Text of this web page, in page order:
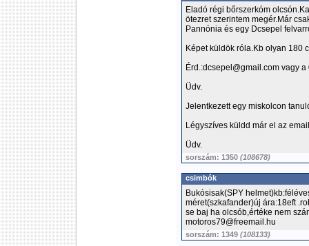
Eladó régi bőrszerkóm
ötezret szerintem megér.Már
Pannónia és egy Dcsepel
Képet küldök róla.Kb olyan 180
Érd.:dcsepel@gmail.com vagy
Üdv.
Jelentkezett egy miskolcon
Légyszíves küldd már el az
Üdv.
sorszám: 1350 (108678)
csimbók
Bukósisak(SPY
méret(szkafander)új ára:18eft
se baj ha olcsób,értéke nem
motoros79@freemail.hu
sorszám: 1349 (108133)